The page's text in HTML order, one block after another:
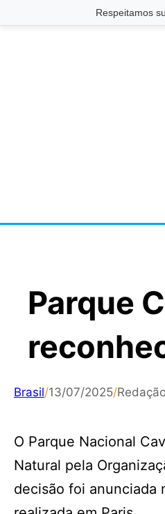
Respeitamos
Parque
Brasil/13/07/2025/
O Parque Nacional
Natural pela
decisão foi anunciada